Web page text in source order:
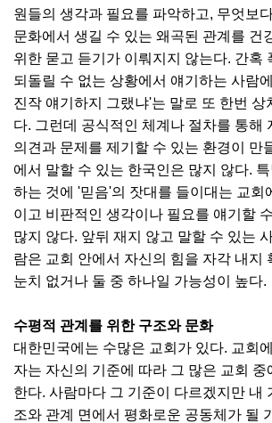
원들의 생각과 필요를 파악하고, 무엇보
문화에서 생길 수 있는 왜곡된 관계를 건
위한 묻고 듣기가 이뤄지지 않는다. 간혹
되돌릴 수 없는 상황에서 얘기하는 사람
진작 얘기하지 그랬냐'는 말로 또 한번 상
다. 그런데 공식적인 체계나 절차를 통해
의견과 문제를 제기할 수 있는 환경이 만
에서 말할 수 있는 한국인은 많지 않다. 특
하는 것에 '믿음'의 잣대를 들이대는 교회
이고 비판적인 생각이나 필요를 얘기할
많지 않다. 앞뒤 재지 않고 말할 수 있는
람은 교회 안에서 자신의 힘을 자각 내지
눈치 없거나 둘 중 하나일 가능성이 높다
수평적 관계를 위한 구조와 문화
대한민국에는 수많은 교회가 있다. 교회
자는 자신의 기준에 따라 그 많은 교회 중
한다. 사람마다 그 기준이 다르겠지만 내
조와 관계 면에서 평화로운 공동체가 될